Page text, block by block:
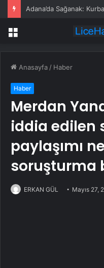
Adana’da Sağanak:
Menü
Anasayfa / Haber
Haber
Merdan
iddia edilen
paylaşımı
soruşturma
ERKAN GÜL Mayıs 27,